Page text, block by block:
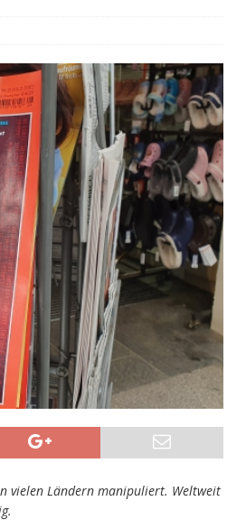
vielen Ländern manipuliert. Weltweit